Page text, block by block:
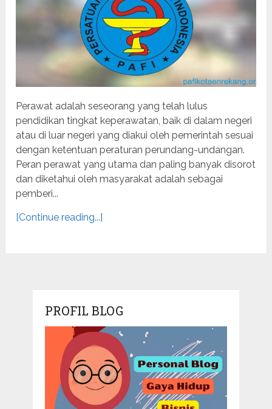
Perawat adalah seseorang yang telah lulus
pendidikan tingkat keperawatan, baik di dalam negeri
atau di luar negeri yang diakui oleh pemerintah sesuai
dengan ketentuan peraturan perundang-undangan.
Peran perawat yang utama dan paling banyak disorot
dan diketahui oleh masyarakat adalah sebagai
pemberi...
[Continue reading...]
PROFIL BLOG